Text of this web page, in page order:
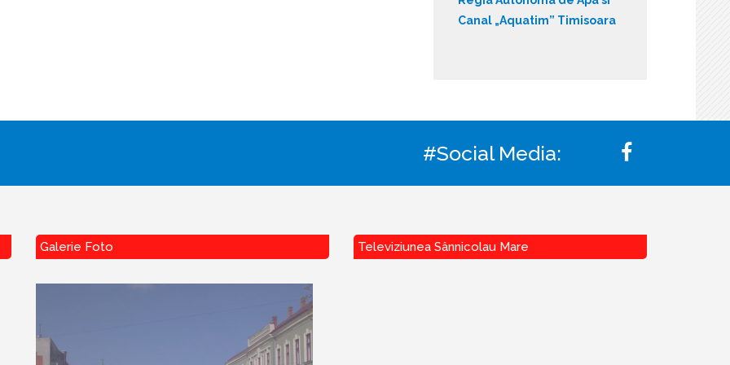
Canal „Aquatim” Timisoara
#Social Media:
Galerie Foto Televiziunea Sânnicolau Mare